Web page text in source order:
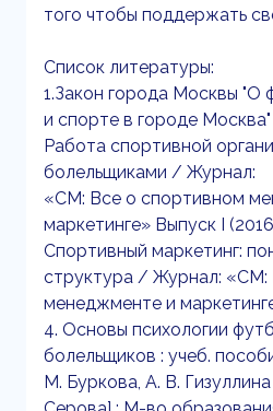
того чтобы поддержать
Список литературы:
1.Закон города Москвы "О
и спорте в городе
Работа спортивной
болельщиками / Журнал:
«СМ: Все о спортивном
маркетинге» Выпуск I
Спортивный маркетинг:
структура / Журнал: «СМ:
менеджменте и
4. Основы психологии
болельщиков : учеб.
М. Буркова, А. В.